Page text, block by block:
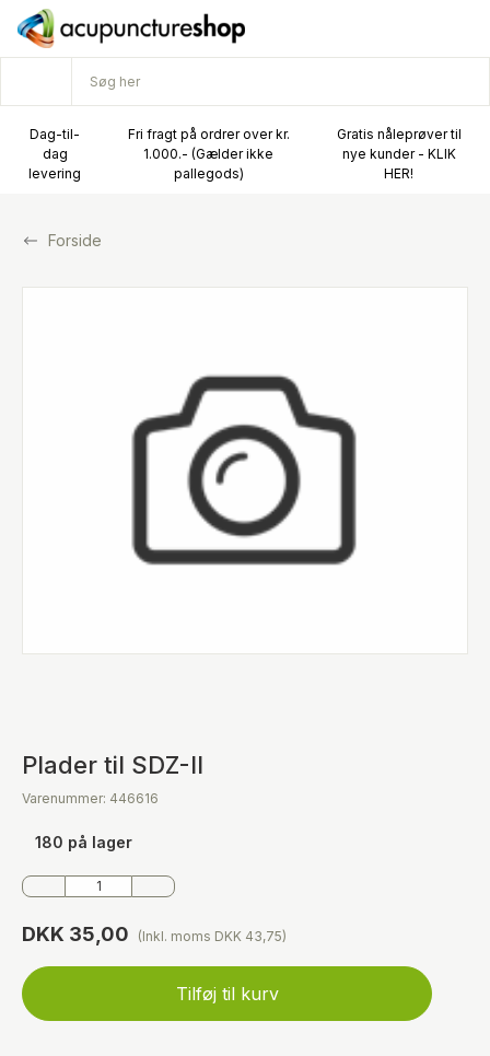
Dag-til-
dag
levering
Fri fragt på ordrer over kr.
1.000.- (Gælder ikke
pallegods)
Gratis nåleprøver til
nye kunder - KLIK
HER!
Forside
Plader til SDZ-II
Varenummer: 446616
180 på lager
DKK 35,00 (Inkl. moms DKK 43,75)
Tilføj til kurv